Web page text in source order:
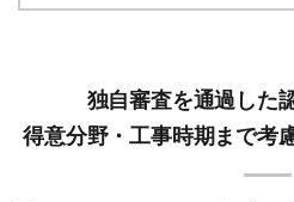
独自審査を通過した
得意分野・工事時期まで考